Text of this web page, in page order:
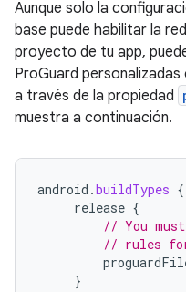
Aunque solo la
base puede habilitar la
proyecto de tu app,
ProGuard
a través de la propiedad
muestra a continuación.
android .buildTypes {
release {
// You
// rules for
}